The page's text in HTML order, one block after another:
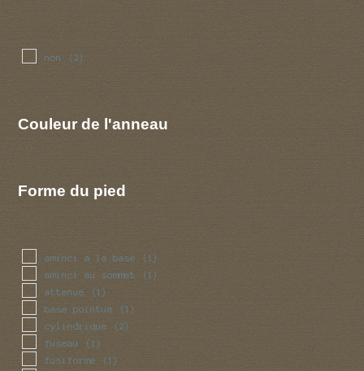
non (2)
Couleur de l'anneau
Forme du pied
aminci a la base (1)
aminci au sommet (1)
attenue (1)
base pointue (1)
cylindrique (2)
fuseau (1)
fusiforme (1)